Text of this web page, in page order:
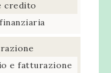
credito
e fatturazione